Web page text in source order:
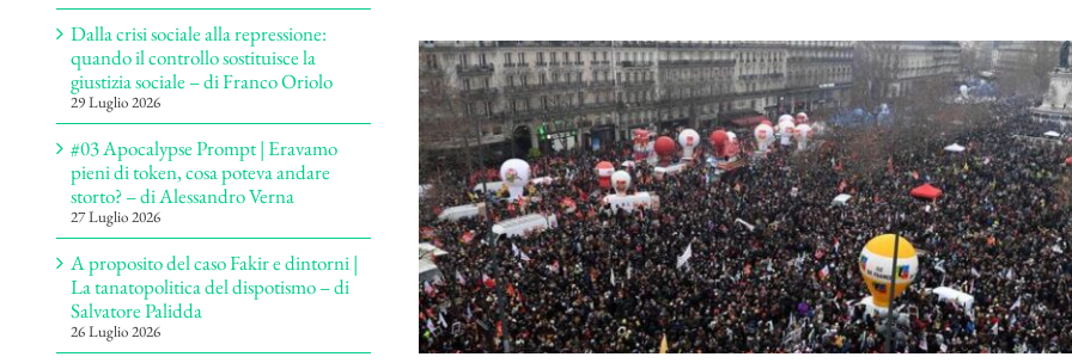
Dalla crisi sociale alla repressione:
quando il controllo sostituisce la
giustizia sociale – di Franco Oriolo
29 Luglio 2026
#03 Apocalypse Prompt | Eravamo
pieni di token, cosa poteva andare
storto? – di Alessandro Verna
27 Luglio 2026
A proposito del caso Fakir e dintorni |
La tanatopolitica del dispotismo – di
Salvatore Palidda
26 Luglio 2026